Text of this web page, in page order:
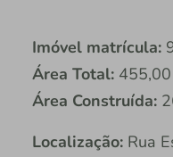
Imóvel matrícula:
Área Total:455,00
Área Construída:
Localização:Rua